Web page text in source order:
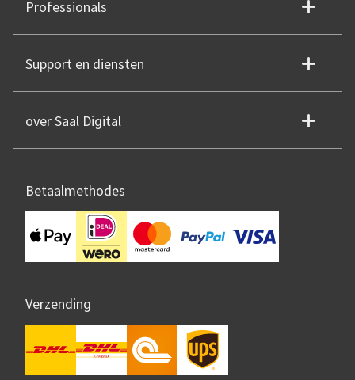
Professionals
Support en diensten
over Saal Digital
Betaalmethodes
Verzending